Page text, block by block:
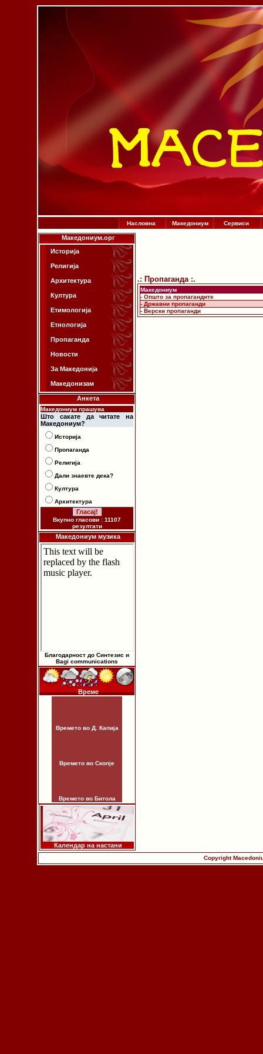
Насловна Македониум Сервиси
Македониум.орг
Историја
Религија
Архитектура
Култура
Етимологија
Етнологија
Пропаганда
Новости
За Македонија
Македонизам
Анкета
Македониум прашува
Што сакате да читате на
Македониум?
Историја
Пропаганда
Религија
Дали знаевте дека?
Култура
Архитектура
Вкупно гласови : 11107
резултати
Македониум музика
Благодарност до Синтезис и
Bagi communications
Време
Времето во Д. Капија
Времето во Скопје
Времето во Битола
Календар на настани
.: Пропаганда :.
Македониум
- Општо за пропагандите
- Државни пропаганди
- Верски пропаганди
Copyright